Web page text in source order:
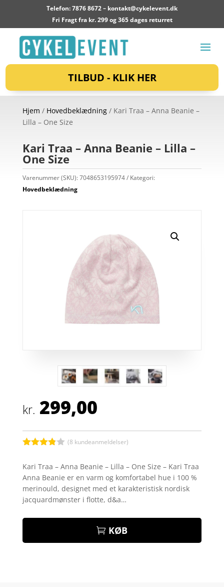
Telefon: 7876 8672 – kontakt@cykelevent.dk
Fri Fragt fra kr. 299 og 365 dages returret
TILBUD - KLIK HER
Hjem / Hovedbeklædning/ Kari Traa – Anna Beanie –
Lilla – One Size
Kari Traa – Anna Beanie – Lilla –
One Size
Varenummer (SKU):7048653195974
Kategori:
Hovedbeklædning
kr. 299,00
ud af 5
baseret
kundebed
ømmels
(8 kundeanmeldelser)
Kari Traa – Anna Beanie – Lilla – One Size – Kari Traa
Anna Beanie er en varm og komfortabel hue i 100 %
merinould, designet med et karakteristisk nordisk
jacquardmønster i flotte, d&a…
KØB